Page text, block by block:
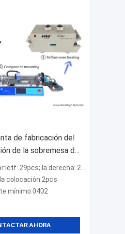
de fabricación del
de la sobremesa de
horno del flujo del lugar
la derecha: 29pcs, 58pcs total
colocación:2pcs
mínimo:0402
AHORA